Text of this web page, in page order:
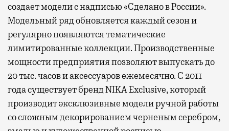
создает модели с надписью «Сделано в России».
Модельный ряд обновляется каждый сезон и
регулярно появляются тематические
лимитированные коллекции. Производственные
мощности предприятия позволяют выпускать до
20 тыс. часов и аксессуаров ежемесячно. С 2011
года существует бренд NIKA Exclusive, который
производит эксклюзивные модели ручной работы
со сложным декорированием черненым серебром,